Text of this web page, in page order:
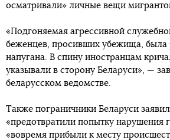
осматривали» личные вещи
«Подгоняемая агрессивной
беженцев, просивших убежища, была
напугана. В спину иностранцам
указывали в сторону Беларуси», —
беларусском ведомстве.
Также пограничники Беларуси
«предотвратили попытку нарушения
«вовремя прибыли к месту